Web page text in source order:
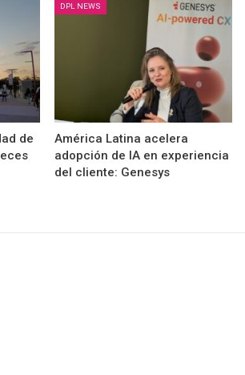
de
DPL NEWS
América Latina acelera
adopción de IA en experiencia
del cliente: Genesys